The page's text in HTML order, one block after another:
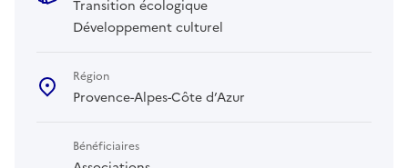
Transition écologique
Développement culturel
Région
Provence-Alpes-Côte d’Azur
Bénéficiaires